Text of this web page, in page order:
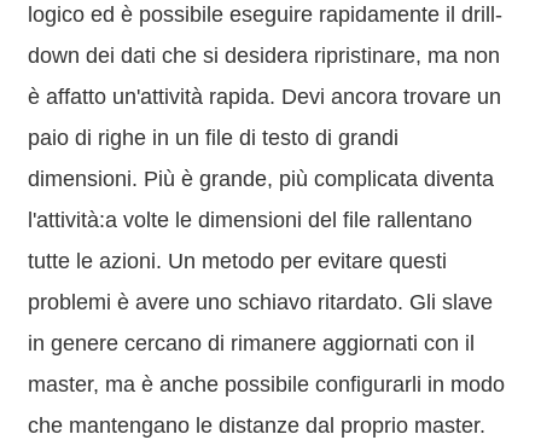
logico ed è possibile eseguire rapidamente il drill-
down dei dati che si desidera ripristinare, ma non
è affatto un'attività rapida. Devi ancora trovare un
paio di righe in un file di testo di grandi
dimensioni. Più è grande, più complicata diventa
l'attività:a volte le dimensioni del file rallentano
tutte le azioni. Un metodo per evitare questi
problemi è avere uno schiavo ritardato. Gli slave
in genere cercano di rimanere aggiornati con il
master, ma è anche possibile configurarli in modo
che mantengano le distanze dal proprio master.